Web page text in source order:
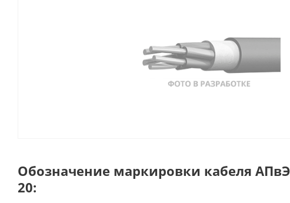
Обозначение маркировки кабеля
20: